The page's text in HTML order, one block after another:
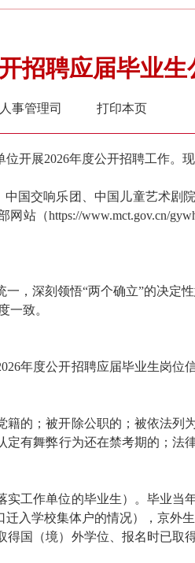
招聘应届毕业生
事管理司 打印本页
位开展2026年度公开招聘工作。
国交响乐团、中国儿童艺术剧
（https://www.mct.gov.cn/
一， 深刻领悟“两个确立”的决定性
一致。
6年度公开招聘应届毕业生岗位
的；被开除公职的；被依法列
有舞弊行为还在禁考期的；法
实工作单位的毕业生）
。毕业当
入学校集体户的情况），京外
得国（境）外学位、报名时已取